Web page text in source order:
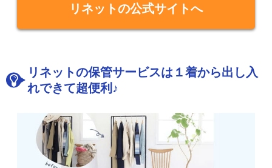
リネットの公式サイトへ
リネットの保管サービスは１着から出し入
れできて超便利♪